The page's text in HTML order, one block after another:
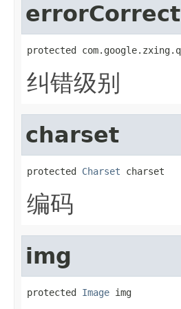
protected
纠错级别
charset
protected Charset charset
编码
img
protected Image img